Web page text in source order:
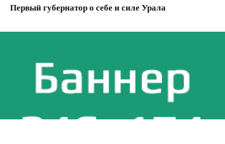
Первый губернатор о себе и силе Урала